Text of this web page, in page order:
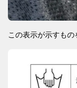
この表示が示すもの